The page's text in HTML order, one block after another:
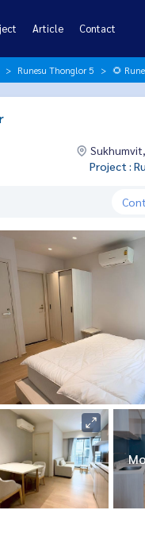
Article Contact
Runesu Thonglor 5 🌻
Project :